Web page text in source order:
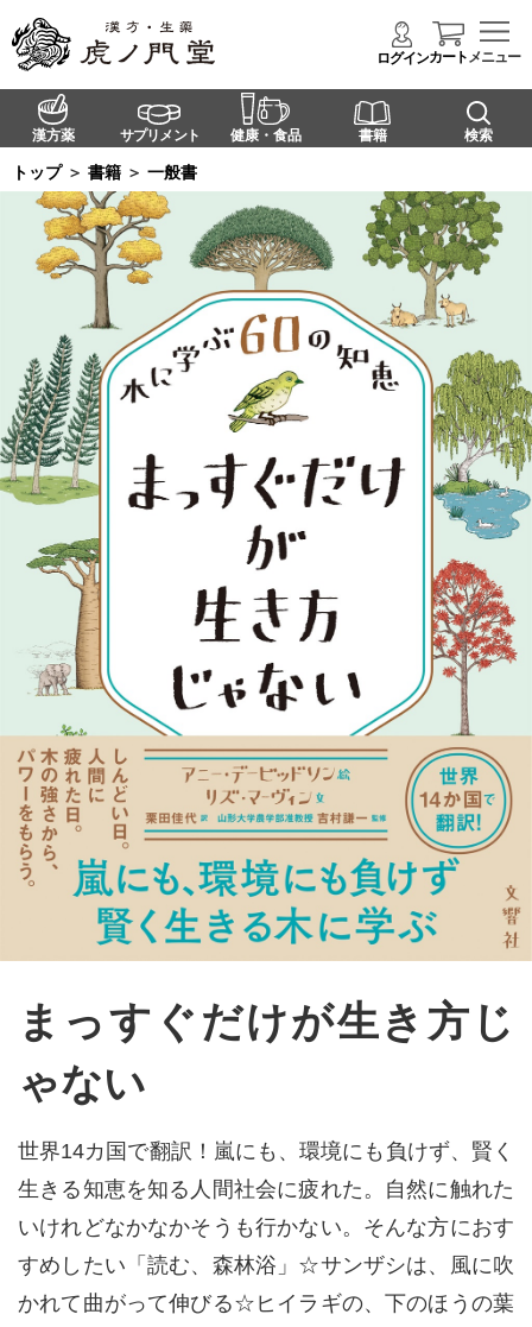
ログインカートメニュー
漢方薬 サプリメント 健康・食品 書籍 検索
トップ ＞ 書籍 ＞ 一般書
まっすぐだけが生き方じ
ゃない
世界14カ国で翻訳！嵐にも、環境にも負けず、賢く
生きる知恵を知る人間社会に疲れた。自然に触れた
いけれどなかなかそうも行かない。そんな方におす
すめしたい「読む、森林浴」☆サンザシは、風に吹
かれて曲がって伸びる☆ヒイラギの、下のほうの葉